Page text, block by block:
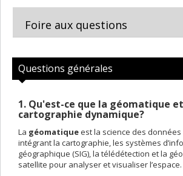
Foire aux questions
Questions générales
1. Qu'est-ce que la géomatique
cartographie dynamique?
La géomatiqueest la science des
intégrant la cartographie, les systèmes
géographique (SIG), la télédétection et la
satellite pour analyser et visualiser l’espace.